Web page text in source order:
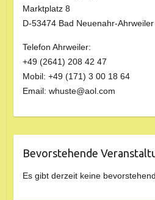
Marktplatz 8
D-53474 Bad Neuenahr-Ahrweiler
Telefon Ahrweiler:
+49 (2641) 208 42 47
Mobil: +49 (171) 3 00 18 64
Email: whuste@aol.com
Bevorstehende
Es gibt derzeit keine